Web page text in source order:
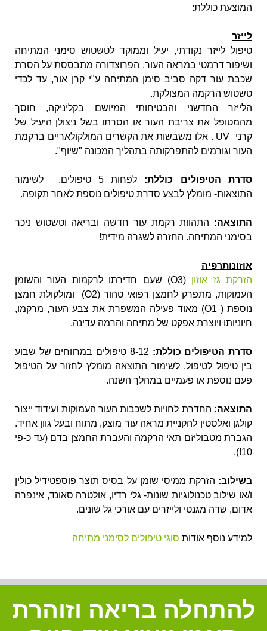
המוצעת כוללת:
לייזר
טיפול לייזר נקודתי, יעיל וממוקד לטשטוש סימני המתיחה
ושיפור דרמטי במראה העור. הפרוצדורה מתבססת על הסרת
שכבת עור דקה סביב סימן המתיחה ע"י קרן אור, עד לכדי
טשטוש הרקמה המצולקת.
הלייזר החדשני והבטיחותי המיושם בקליניקה, חוסך
מהמטופל את צריבת העור או הסרתו בשל ניצולן היעיל של
קרני UV . אלו משבשות את הקשרים המולקולאריים ברקמת
העור וגורמים להתפרקותה בתהליך המכונה "שיוף".
סדרת הטיפולים כוללת:
לפחות 5 טיפולים. לשימור
התוצאות- מומלץ לבצע סדרת טיפולים נוספת לאחר תקופה.
התוצאה: התהוות רקמת עור חדשה ובריאה וטשטוש ניכר
בסימני המתיחה. החזרה לשגרה מידית!
אוזונותרפיה
הזרקת גז אוזון
(O3) שעם חדירתו לרקמות העור והשומן
העמוקות, מתפרק לחמצן רפואי טהור (O2) ומולקולת חמצן
נוספת ( O1) מאוד פעילה המשפרת את צבע העור, מרקמו,
חיוניותו ויוצרת אפקט של מתיחה והרמה עדינה.
סדרת הטיפולים כוללת:
8-12 טיפולים במרווחים של שבוע
בין טיפול לטיפול. לשימור התוצאה מומלץ לחזור על הטיפול
פעם נוספת או פעמיים במהלך השנה.
התוצאה: החדרת לחויות לשכבות העור העמוקות ועידוד ייצור
קולגן ואלסטין להקניית מראה עור מוצק, מתוח ובעל גוון אחיד.
הגברת מטבוליזם תאי הרקמה והעברת החמצן בדם (עד כ-פי
10!).
בשילוב: הזרקת ממיסי שומן על בסיס תוצר פוספטידיל כולין
ו/או שילוב טכנולוגיות שונות- גלי רדיו, אולטרה סאונד, אינפרה
אדום, שדה מגנטי ולייזרים עם אורכי גל שונים.
למידע נוסף אודות סוגי טיפולים לסימני מתיחה
להתחלה בריאה וזוהרת